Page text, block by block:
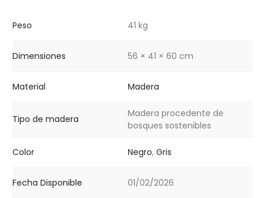
Peso 41 kg
Dimensiones 56 × 41 × 60 cm
Material Madera
Tipo de madera
Madera procedente de
bosques sostenibles
Color Negro, Gris
Fecha Disponible 01/02/2026